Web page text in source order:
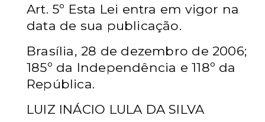
Art. 5º Esta Lei entra em vigor na
data de sua publicação.
Brasília, 28 de dezembro de 2006;
185º da Independência e 118º da
República.
LUIZ INÁCIO LULA DA SILVA